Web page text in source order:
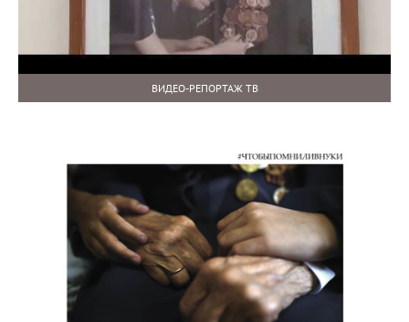
ВИДЕО-РЕПОРТАЖ ТВ